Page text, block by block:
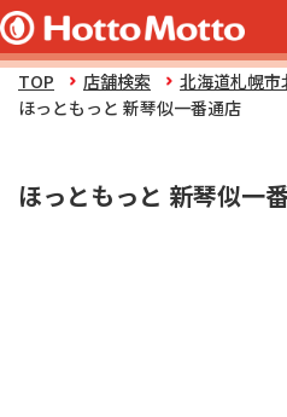
TOP 店舗検索
北海道札幌
ほっともっと 新琴似一番通店
ほっともっと 新琴似一